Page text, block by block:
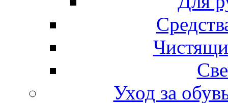
Уход за